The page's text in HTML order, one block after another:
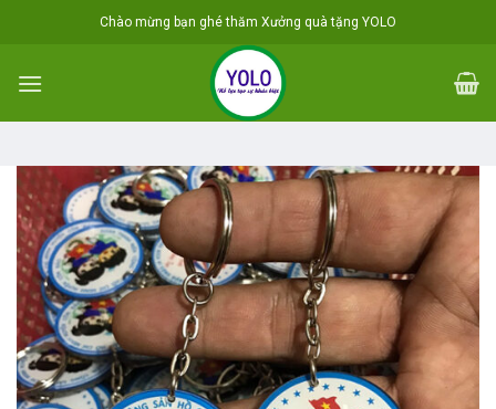
Chào mừng bạn ghé thăm Xưởng quà tặng YOLO